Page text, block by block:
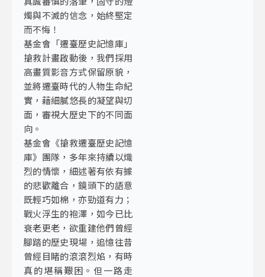
燭與不滅的信念，始終堅定
而不悔！
基金會「遷臺歷史記憶庫」
搶救計畫啟動後，我們採用
高畫質影音方式保留原貌，
並將遷臺時代的人物生命紀
實，藉細膩悠長的凝望與切
面，審視大歷史下的不同面
向。
基金會《搶救遷臺歷史記憶
庫》團隊，多年來持續以熾
烈的情懷，細述著有依有據
的悲歡離合，鏡頭下的語意
既輕巧如棉，亦勁道有力；
戰火浮生的袍澤，如今已比
衰老更老，欲重建他們曾經
腳踏的歷史現場，追憶往昔
曾經目睹的滾滾烈焰，有時
真的堪稱艱困。但一路走